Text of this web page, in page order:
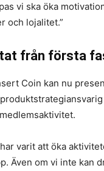
vi ska öka
och lojalitet.”
från första
Coin kan nu
varit att öka
Även om vi inte kan